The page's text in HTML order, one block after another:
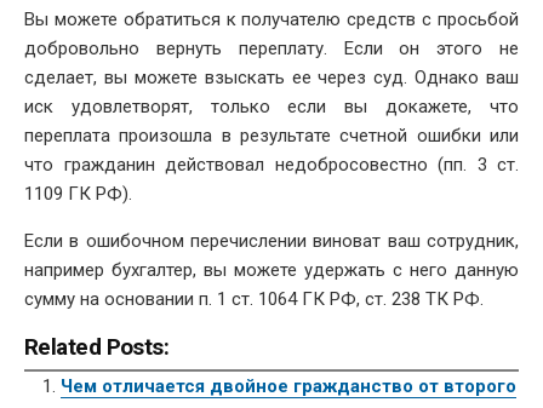
Вы можете обратиться к получателю средств с просьбой
добровольно вернуть переплату. Если он этого не
сделает, вы можете взыскать ее через суд. Однако ваш
иск удовлетворят, только если вы докажете, что
переплата произошла в результате счетной ошибки или
что гражданин действовал недобросовестно (пп. 3 ст.
1109 ГК РФ).
Если в ошибочном перечислении виноват ваш сотрудник,
например бухгалтер, вы можете удержать с него данную
сумму на основании п. 1 ст. 1064 ГК РФ, ст. 238 ТК РФ.
Related Posts:
Чем отличается двойное гражданство от второго